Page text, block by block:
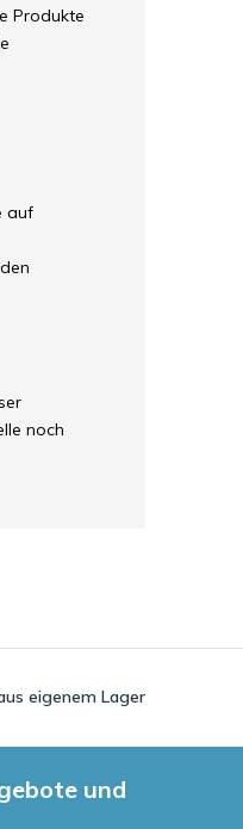
Produkte
auf
noch
eigenem Lager
und